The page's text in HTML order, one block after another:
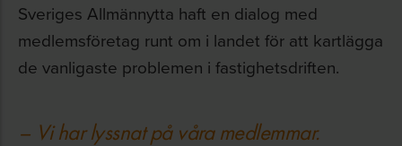
Sveriges Allmännytta haft en dialog med
medlemsföretag runt om i landet för att kartlägga
de vanligaste problemen i fastighetsdriften.
– Vi har lyssnat på våra medlemmar.